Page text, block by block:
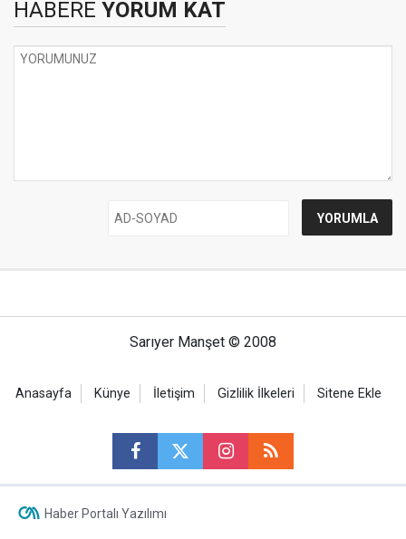
HABERE YORUM KAT
Sarıyer Manşet © 2008
Anasayfa Künye İletişim Gizlilik İlkeleri Sitene Ekle
Haber Portalı Yazılımı